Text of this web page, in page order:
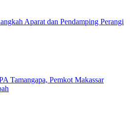
Aparat dan Pendamping Perangi
Tamangapa, Pemkot Makassar